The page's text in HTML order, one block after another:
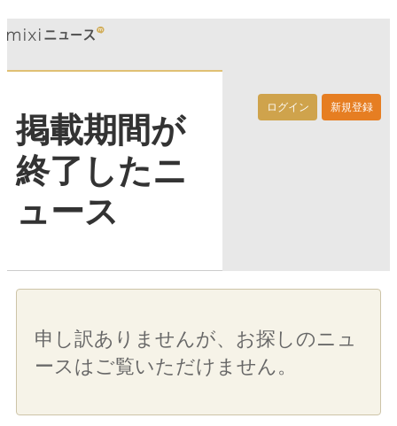
ログイン 新規登録
掲載期間が
終了したニ
ュース
申し訳ありませんが、お探しのニュ
ースはご覧いただけません。